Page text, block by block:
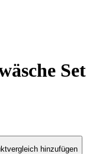
Set
hinzufügen